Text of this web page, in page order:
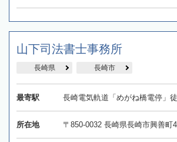
山下司法書士事務所
長崎県 長崎市
最寄駅 長崎電気軌道「めがね橋電停」
所在地 〒850-0032 長崎県長崎市興善町